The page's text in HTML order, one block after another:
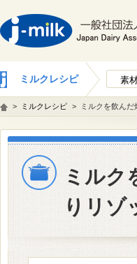
ミルクレシピ 素
> ミルクレシピ > ミルクを飲ん
ミルク
りリゾ